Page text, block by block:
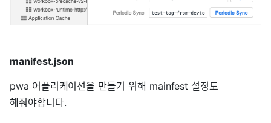
manifest.json
pwa 어플리케이션을 만들기 위해 mainfest 설정도
해줘야합니다.